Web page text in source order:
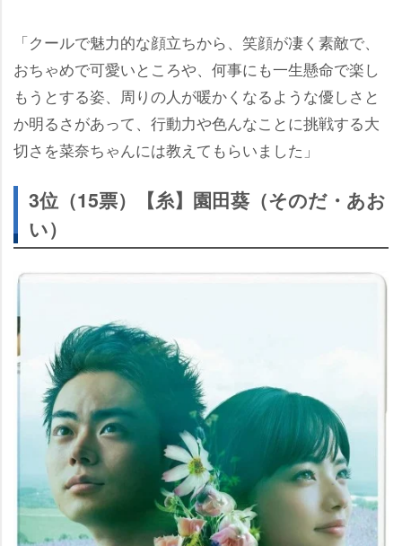
「クールで魅力的な顔立ちから、笑顔が凄く素敵で、
おちゃめで可愛いところや、何事にも一生懸命で楽し
もうとする姿、周りの人が暖かくなるような優しさと
か明るさがあって、行動力や色んなことに挑戦する大
切さを菜奈ちゃんには教えてもらいました」
3位（15票）【糸】園田葵（そのだ・あお
い）